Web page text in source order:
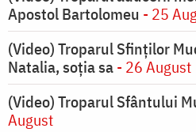
Apostol Bartolomeu - 25
(Video) Troparul Sfinților
Natalia, soția sa- 26 August
(Video) Troparul Sfântului
August